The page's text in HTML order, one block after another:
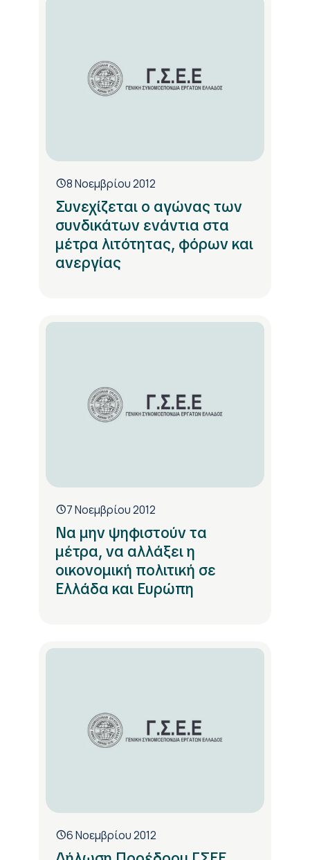
8 Νοεμβρίου 2012
Συνεχίζεται ο αγώνας των
συνδικάτων ενάντια στα
μέτρα λιτότητας, φόρων και
ανεργίας
7 Νοεμβρίου 2012
Να μην ψηφιστούν τα
μέτρα, να αλλάξει η
οικονομική πολιτική σε
Ελλάδα και Ευρώπη
6 Νοεμβρίου 2012